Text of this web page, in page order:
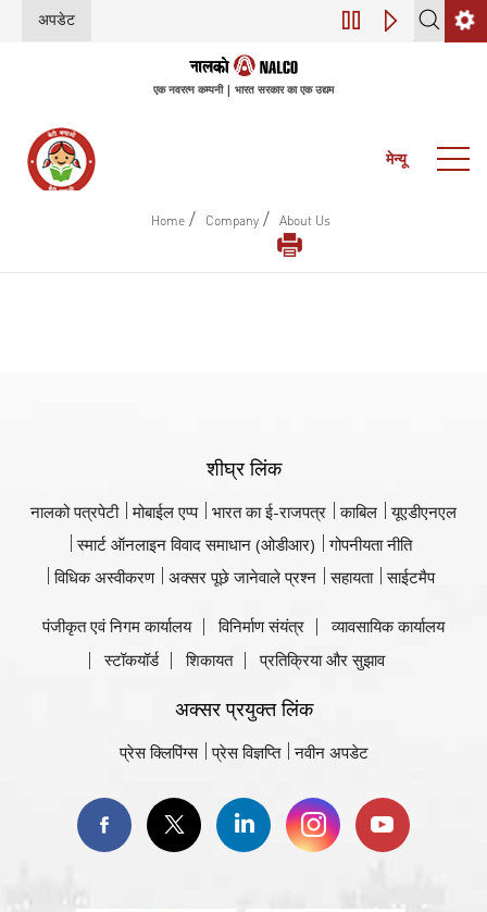
अपडेट डिजिटल परिवर्तन
एक नवरत्न कम्पनी | भारत सरकार का एक उद्यम
मेन्यू
Home / Company / About Us
शीघ्र लिंक
नालको पत्रपेटी मोबाईल एप्प भारत का ई-राजपत्र काबिल
यूएडीएनएल
स्मार्ट ऑनलाइन विवाद समाधान (ओडीआर)
गोपनीयता नीति
विधिक अस्वीकरण
अक्सर पूछे जानेवाले प्रश्न सहायता साईटमैप
पंजीकृत एवं निगम कार्यालय विनिर्माण संयंत्र
व्यावसायिक कार्यालय
स्टॉकयॉर्ड
शिकायत प्रतिक्रिया और सुझाव
अक्सर प्रयुक्त लिंक
प्रेस क्लिपिंग्स प्रेस विज्ञप्ति नवीन अपडेट